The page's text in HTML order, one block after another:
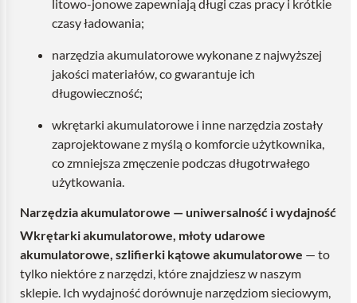
litowo-jonowe zapewniają długi czas pracy i krótkie
czasy ładowania;
narzędzia akumulatorowe wykonane z najwyższej
jakości materiałów, co gwarantuje ich
długowieczność;
wkrętarki akumulatorowe i inne narzędzia zostały
zaprojektowane z myślą o komforcie użytkownika,
co zmniejsza zmęczenie podczas długotrwałego
użytkowania.
Narzędzia akumulatorowe — uniwersalność i wydajność
Wkrętarki akumulatorowe, młoty udarowe
akumulatorowe, szlifierki kątowe akumulatorowe — to
tylko niektóre z narzędzi, które znajdziesz w naszym
sklepie. Ich wydajność dorównuje narzędziom sieciowym,